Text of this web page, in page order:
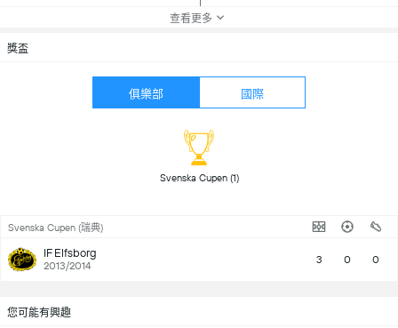
查看更多
獎盃
俱樂部 國際
Svenska Cupen (1)
Svenska Cupen (瑞典)
IF Elfsborg
2013/2014 3 0 0
您可能有興趣